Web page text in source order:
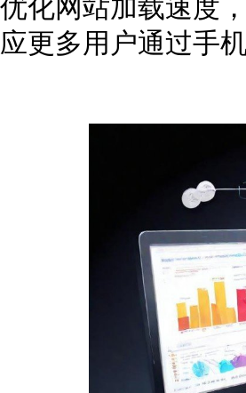
优化网站加载速度
应更多用户通过手